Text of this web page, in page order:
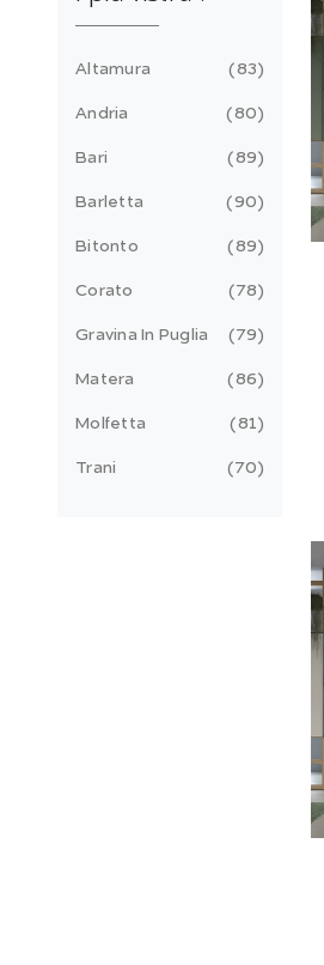
Altamura 83
Andria 80
Bari 89
Barletta 90
Bitonto 89
Corato 78
Gravina In Puglia 79
Matera 86
Molfetta 81
Trani 70